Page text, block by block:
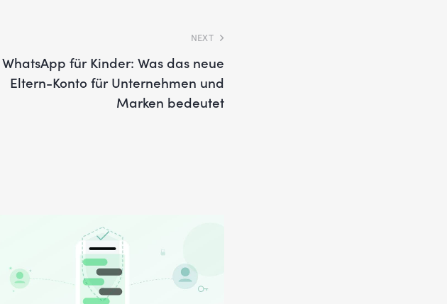
NEXT
WhatsApp für Kinder: Was das neue
Eltern-Konto für Unternehmen und
Marken bedeutet